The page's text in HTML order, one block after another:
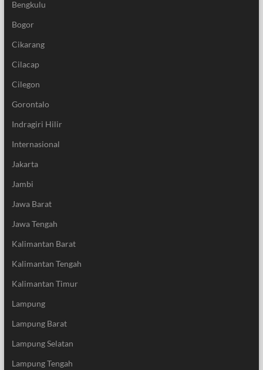
Bengkulu
Bogor
Cikarang
Cilacap
Cilegon
Gorontalo
Indragiri Hilir
Internasional
Jakarta
Jambi
Jawa Barat
Jawa Tengah
Kalimantan Barat
Kalimantan Tengah
Kalimantan Timur
Lampung
Lampung Barat
Lampung Selatan
Lampung Tengah